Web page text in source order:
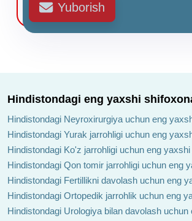
Yuborish
Hindistondagi eng yaxshi
Hindistondagi Neyroxirurgiya uchun eng
Hindistondagi Yurak jarrohligi uchun eng
Hindistondagi Ko'z jarrohligi uchun eng
Hindistondagi Qon tomir jarrohligi uchun eng
Hindistondagi Fertillikni davolash uchun eng
Hindistondagi Ortopedik jarrohlik uchun eng
Hindistondagi Urologiya bilan davolash uchun